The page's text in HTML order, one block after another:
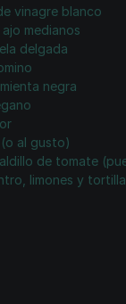
vinagre blanco
medianos
delgada
negra
al gusto)
de tomate
limones y